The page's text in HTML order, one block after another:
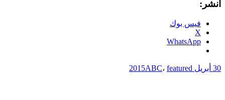
انشر:
فيس بوك
X
WhatsApp
30 أبريل 2015 ABC، featured